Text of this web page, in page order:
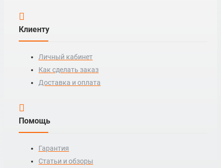
Клиенту
Личный кабинет
Как сделать заказ
Доставка и оплата
Помощь
Гарантия
Статьи и обзоры